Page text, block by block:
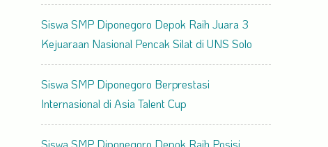
Siswa SMP Diponegoro Depok Raih Juara 3
Kejuaraan Nasional Pencak Silat di UNS Solo
Siswa SMP Diponegoro Berprestasi
Internasional di Asia Talent Cup
Siswa SMP Diponegoro Depok Raih Posisi